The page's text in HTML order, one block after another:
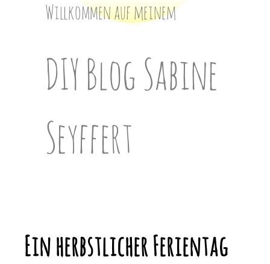
Willkommen auf meinem
DIY Blog Sabine
Seyffert
Ein herbstlicher Ferientag